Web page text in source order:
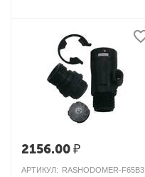
2156.00₽
АРТИКУЛ: RASHODOMER-F65B3